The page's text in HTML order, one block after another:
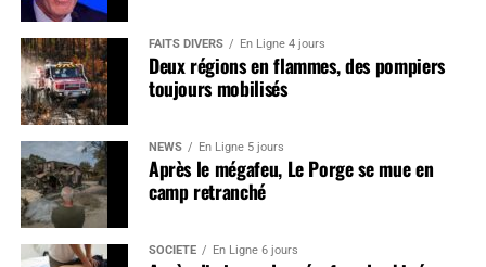
FAITS DIVERS En Ligne 4 jours
Deux régions en flammes, des pompiers
toujours mobilisés
NEWS En Ligne 5 jours
Après le mégafeu, Le Porge se mue en
camp retranché
SOCIÉTÉ En Ligne 6 jours